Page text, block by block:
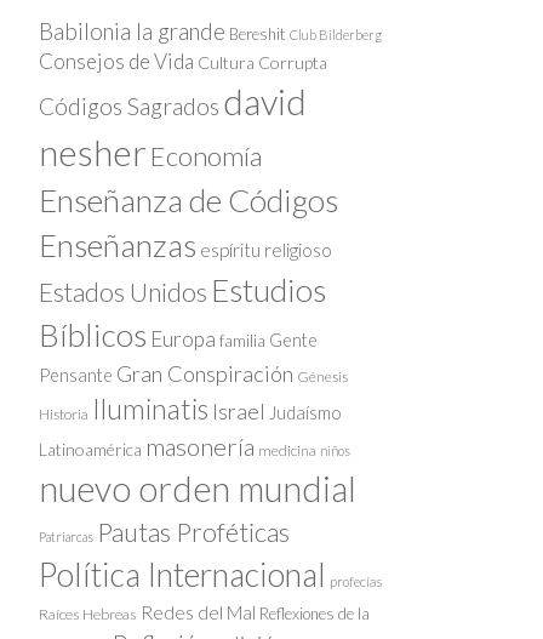
Babilonia la grande Bereshit Club Bilderberg
Consejos de Vida Cultura Corrupta
Códigos Sagrados david
nesher Economía
Enseñanza de Códigos
Enseñanzas espíritu religioso
Estados Unidos Estudios
Bíblicos Europa familia Gente
Pensante Gran Conspiración Génesis
Historia Iluminatis Israel Judaísmo
Latinoamérica masonería medicina niños
nuevo orden mundial
Patriarcas Pautas Proféticas
Política Internacional profecías
Raíces Hebreas Redes del Mal Reflexiones de la